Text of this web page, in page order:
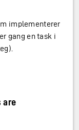
implementerer
gang en task i
are